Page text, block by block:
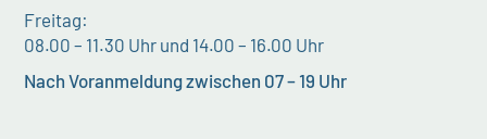
Freitag:
08.00 – 11.30 Uhr und 14.00 – 16.00 Uhr
Nach Voranmeldung zwischen 07 – 19 Uhr